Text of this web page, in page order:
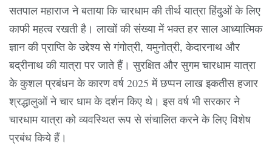
सतपाल महाराज ने बताया कि चारधाम की तीर्थ यात्रा हिंदुओं के लिए
काफी महत्व रखती है। लाखों की संख्या में भक्त हर साल आध्यात्मिक
ज्ञान की प्राप्ति के उद्देश्य से गंगोत्री, यमुनोत्री, केदारनाथ और
बद्रीनाथ की यात्रा पर जाते हैं। सुरक्षित और सुगम चारधाम यात्रा
के कुशल प्रबंधन के कारण वर्ष 2025 में छप्पन लाख इकतीस हजार
श्रद्धालुओं ने चार धाम के दर्शन किए थे। इस वर्ष भी सरकार ने
चारधाम यात्रा को व्यवस्थित रूप से संचालित करने के लिए विशेष
प्रबंध किये हैं।